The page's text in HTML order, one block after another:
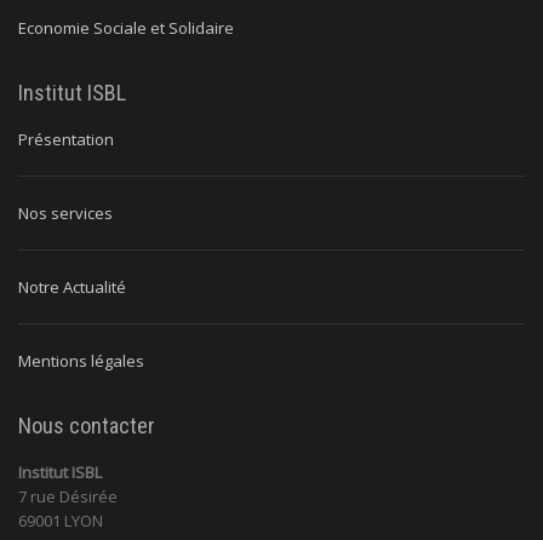
Economie Sociale et Solidaire
Institut ISBL
Présentation
Nos services
Notre Actualité
Mentions légales
Nous contacter
Institut ISBL
7 rue Désirée
69001 LYON